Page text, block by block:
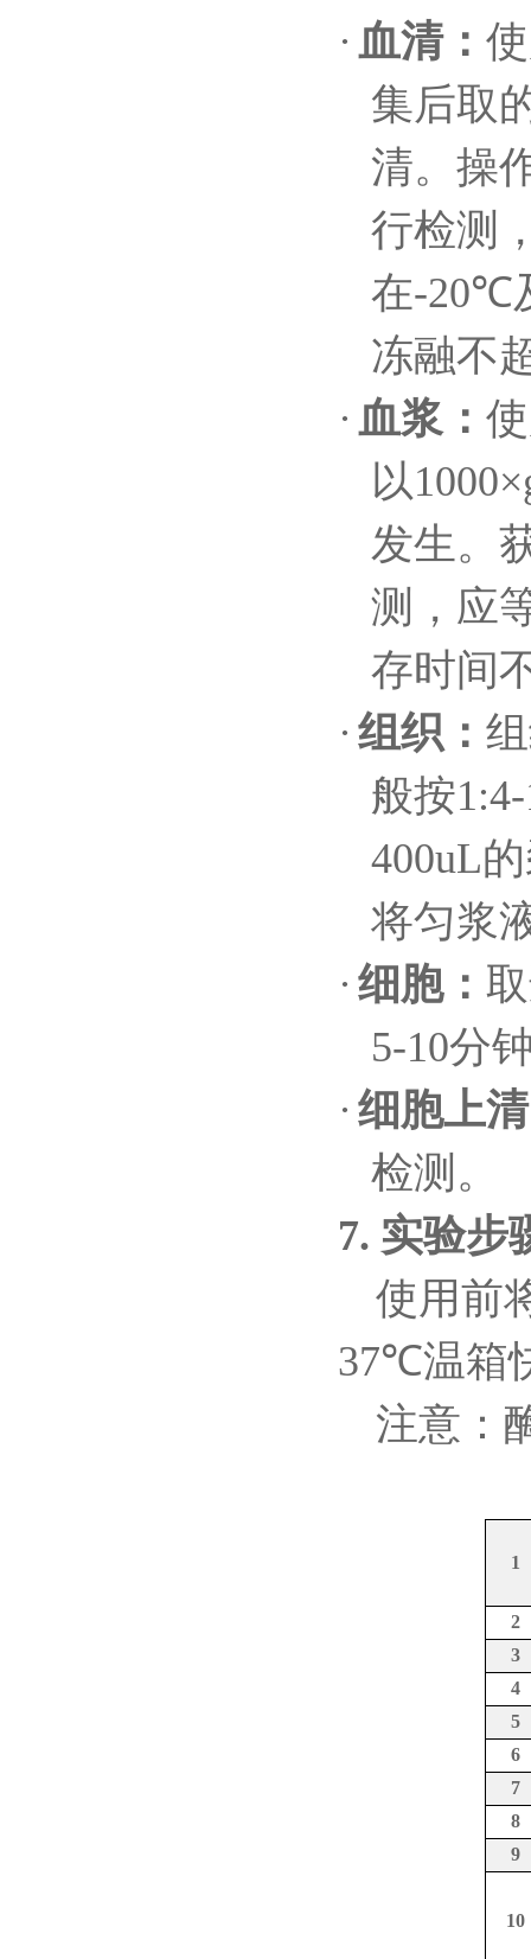
· 血清：
集后取
清。操
行检测
在-20℃
冻融不
· 血浆：
以
发生。
测，应
存时间
· 组织：
般按1
400uL的
将匀浆
· 细胞：
5-10分
· 细胞上清
检测。
7. 实验步
使用前
37℃温箱
注意：
1
2
3
4
5
6
7
8
9
10